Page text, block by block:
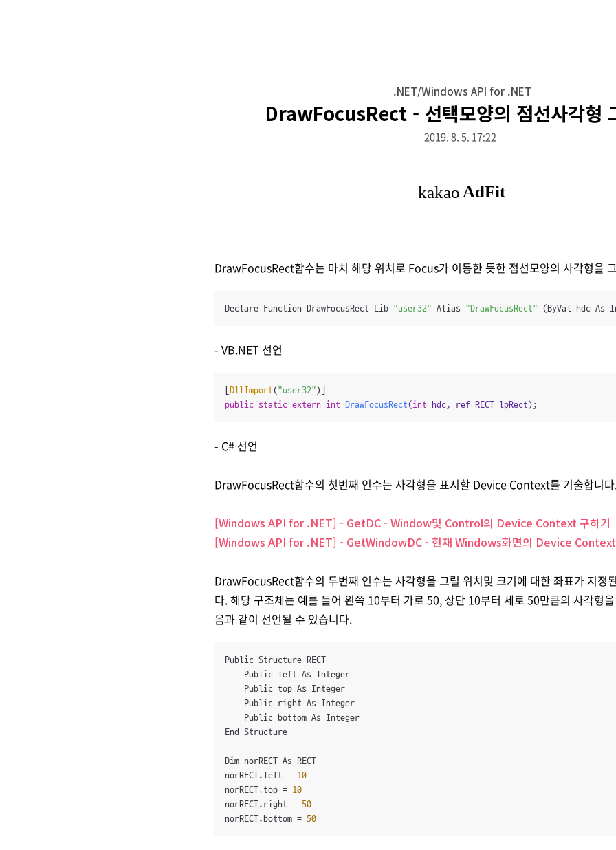
.NET/Windows API for .NET
DrawFocusRect - 선택모양의 점선사각형
2019. 8. 5. 17:22
DrawFocusRect함수는 마치 해당 위치로 Focus가 이동한 듯한 점선모양의 사각형을
Declare Function DrawFocusRect Lib "user32" Alias "DrawFocusRect" (ByVal hdc As
- VB.NET 선언
DllImport( "user32"
public static extern int DrawFocusRect(int hdc, ref RECT lpRect) ;
- C# 선언
DrawFocusRect함수의 첫번째 인수는 사각형을 표시할 Device Context를 기술합니
[Windows API for .NET] - GetDC - Window및 Control의 Device Context 구하기
[Windows API for .NET] - GetWindowDC - 현재 Windows화면의 Device Context
DrawFocusRect함수의 두번째 인수는 사각형을 그릴 위치및 크기에 대한 좌표가 지정
다. 해당 구조체는 예를 들어 왼쪽 10부터 가로 50, 상단 10부터 세로 50만큼의 사각형
음과 같이 선언될 수 있습니다.
Public Structure RECT
    Public left As Integer
    Public top As Integer
    Public right As Integer
    Public bottom As Integer
End Structure
Dim norRECT As RECT
norRECT.left = 10
norRECT.top = 10
norRECT.right = 50
norRECT.bottom = 50